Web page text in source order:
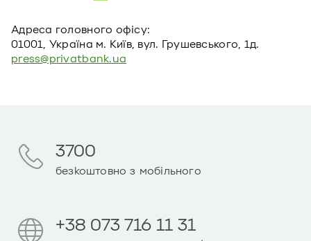
Адреса головного офiсу:
01001, Україна м. Київ, вул. Грушевського, 1д.
press@privatbank.ua
3700
безкоштовно з мобільного
+38 073 716 11 31